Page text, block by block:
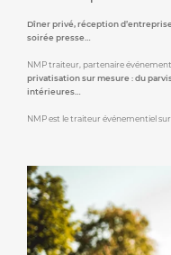
Dîner privé, réception
soirée presse…
NMP traiteur, partenaire
privatisation sur mesure : du
intérieures…
NMP est le traiteur événementiel